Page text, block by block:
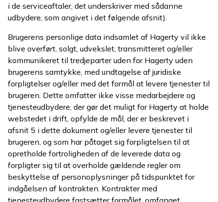
i de serviceaftaler, det underskriver med sådanne
udbydere, som angivet i det følgende afsnit).
Brugerens personlige data indsamlet af Hagerty vil ikke
blive overført, solgt, udvekslet, transmitteret og/eller
kommunikeret til tredjeparter uden for Hagerty uden
brugerens samtykke, med undtagelse af juridiske
forpligtelser og/eller med det formål at levere tjenester til
brugeren. Dette omfatter ikke visse medarbejdere og
tjenesteudbydere, der gør det muligt for Hagerty at holde
webstedet i drift, opfylde de mål, der er beskrevet i
afsnit 5 i dette dokument og/eller levere tjenester til
brugeren, og som har påtaget sig forpligtelsen til at
opretholde fortroligheden af de leverede data og
forpligter sig til at overholde gældende regler om
beskyttelse af personoplysninger på tidspunktet for
indgåelsen af kontrakten. Kontrakter med
tjenesteudbydere fastsætter formålet, omfanget,